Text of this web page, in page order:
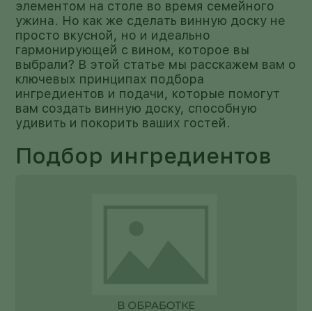
элементом на столе во время семейного
ужина. Но как же сделать винную доску не
просто вкусной, но и идеально
гармонирующей с вином, которое вы
выбрали? В этой статье мы расскажем вам о
ключевых принципах подбора
ингредиентов и подачи, которые помогут
вам создать винную доску, способную
удивить и покорить ваших гостей.
Подбор ингредиентов